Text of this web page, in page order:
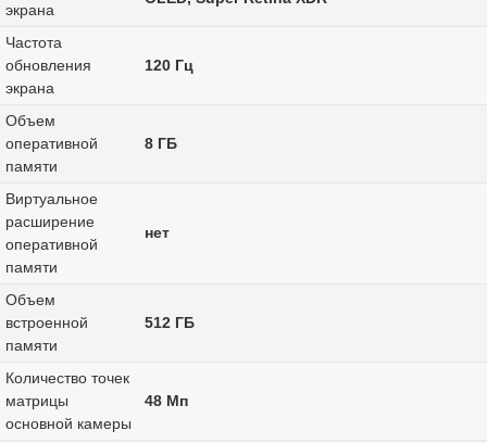
экрана
Частота
обновления
экрана
120 Гц
Объем
оперативной
памяти
8 ГБ
Виртуальное
расширение
оперативной
памяти
нет
Объем
встроенной
памяти
512 ГБ
Количество точек
матрицы
основной камеры
48 Мп